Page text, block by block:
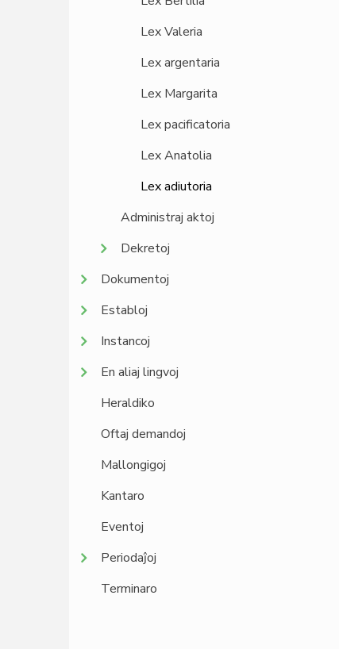
Lex Valeria
Lex argentaria
Lex Margarita
Lex pacificatoria
Lex Anatolia
Lex adiutoria
Administraj aktoj
Dekretoj
Dokumentoj
Establoj
Instancoj
En aliaj lingvoj
Heraldiko
Oftaj demandoj
Mallongigoj
Kantaro
Eventoj
Periodaĵoj
Terminaro